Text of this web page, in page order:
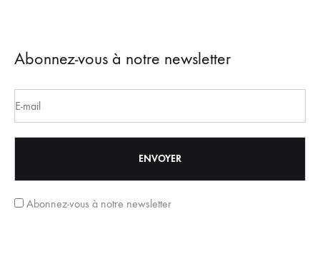
Abonnez-vous à notre newsletter
Abonnez-vous à notre newsletter